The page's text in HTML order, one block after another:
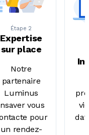
Étape 2
Expertise
sur place
Notre
partenaire
Luminus
vous
pour
un rendez-